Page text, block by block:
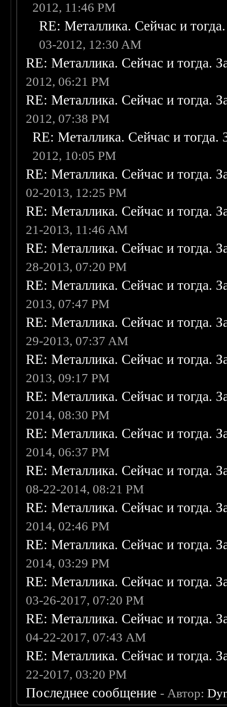
2012, 11:46 PM
RE: Металлика. Сейчас и
03-2012, 12:30 AM
RE: Металлика. Сейчас и тогда.
2012, 06:21 PM
RE: Металлика. Сейчас и тогда.
2012, 07:38 PM
RE: Металлика. Сейчас и
2012, 10:05 PM
RE: Металлика. Сейчас и тогда.
02-2013, 12:25 PM
RE: Металлика. Сейчас и тогда.
21-2013, 11:46 AM
RE: Металлика. Сейчас и тогда.
28-2013, 07:20 PM
RE: Металлика. Сейчас и тогда.
2013, 07:47 PM
RE: Металлика. Сейчас и тогда.
29-2013, 07:37 AM
RE: Металлика. Сейчас и тогда.
2013, 09:17 PM
RE: Металлика. Сейчас и тогда.
2014, 08:30 PM
RE: Металлика. Сейчас и тогда.
2014, 06:37 PM
RE: Металлика. Сейчас и тогда.
08-22-2014, 08:21 PM
RE: Металлика. Сейчас и тогда.
2014, 02:46 PM
RE: Металлика. Сейчас и тогда.
2014, 03:29 PM
RE: Металлика. Сейчас и тогда.
03-26-2017, 07:20 PM
RE: Металлика. Сейчас и тогда.
04-22-2017, 07:43 AM
RE: Металлика. Сейчас и тогда.
22-2017, 03:20 PM
Последнее сообщение - Автор: